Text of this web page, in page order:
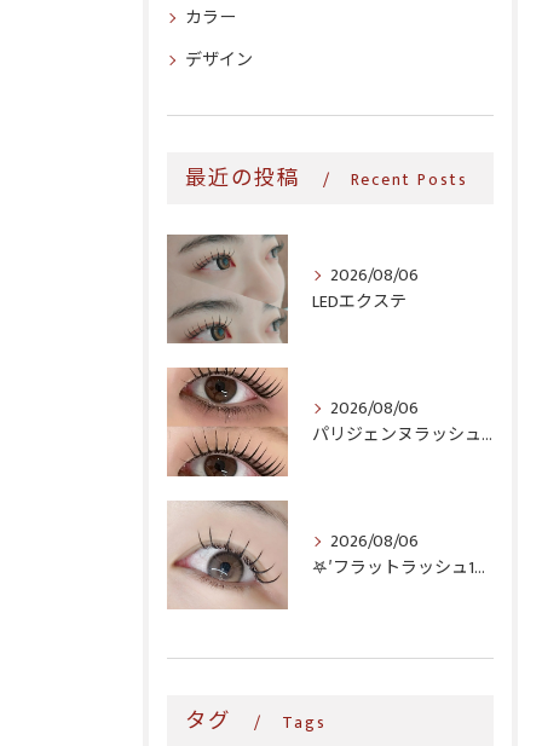
カラー
デザイン
最近の投稿 Recent Posts
2026/08/06
LEDエクステ
2026/08/06
パリジェンヌラッシュリフト♪
2026/08/06
𖤐′フラットラッシュ140本♥️
タグ Tags